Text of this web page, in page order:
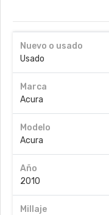
Nuevo o usado
Usado
Marca
Acura
Modelo
Acura
Año
2010
Millaje